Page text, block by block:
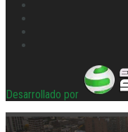
Desarrollado por